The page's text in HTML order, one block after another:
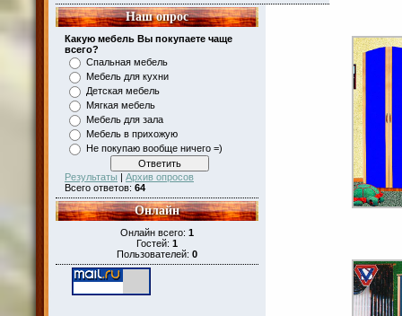
Наш опрос
Какую мебель Вы покупаете чаще
всего?
Спальная мебель
Мебель для кухни
Детская мебель
Мягкая мебель
Мебель для зала
Мебель в прихожую
Не покупаю вообще ничего =)
Результаты | Архив опросов
Всего ответов: 64
Онлайн
Онлайн всего: 1
Гостей: 1
Пользователей: 0